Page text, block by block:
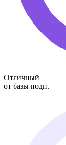
Отличный
от базы подп.